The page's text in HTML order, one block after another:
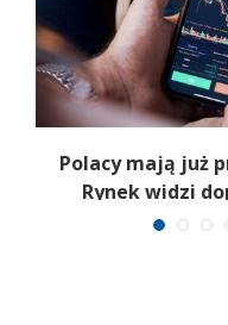
Polacy mają już
Rynek widzi